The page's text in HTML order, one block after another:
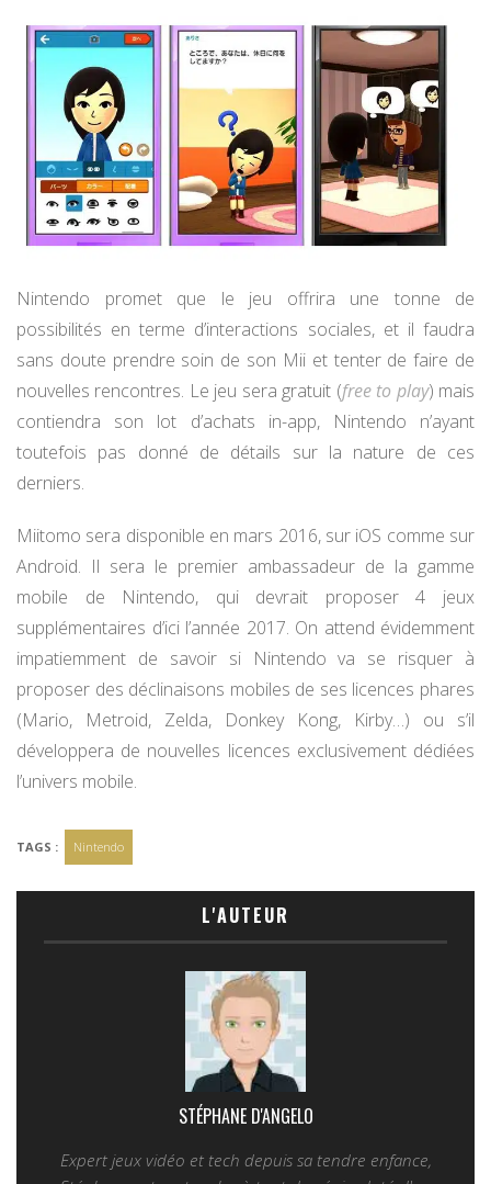
Nintendo promet que le jeu offrira une tonne de
possibilités en terme d’interactions sociales, et il faudra
sans doute prendre soin de son Mii et tenter de faire de
nouvelles rencontres. Le jeu sera gratuit (free to play) mais
contiendra son lot d’achats in-app, Nintendo n’ayant
toutefois pas donné de détails sur la nature de ces
derniers.
Miitomo sera disponible en mars 2016, sur iOS comme sur
Android. Il sera le premier ambassadeur de la gamme
mobile de Nintendo, qui devrait proposer 4 jeux
supplémentaires d’ici l’année 2017. On attend évidemment
impatiemment de savoir si Nintendo va se risquer à
proposer des déclinaisons mobiles de ses licences phares
(Mario, Metroid, Zelda, Donkey Kong, Kirby…) ou s’il
développera de nouvelles licences exclusivement dédiées
l’univers mobile.
TAGS : Nintendo
L'AUTEUR
STÉPHANE D'ANGELO
Expert jeux vidéo et tech depuis sa tendre enfance,